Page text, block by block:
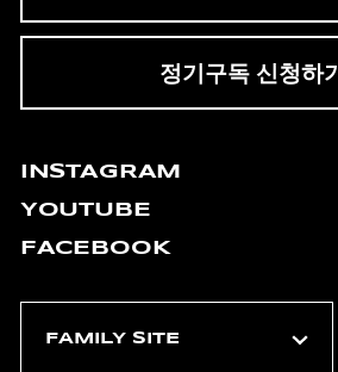
정기구독 신청하기
INSTAGRAM
YOUTUBE
FACEBOOK